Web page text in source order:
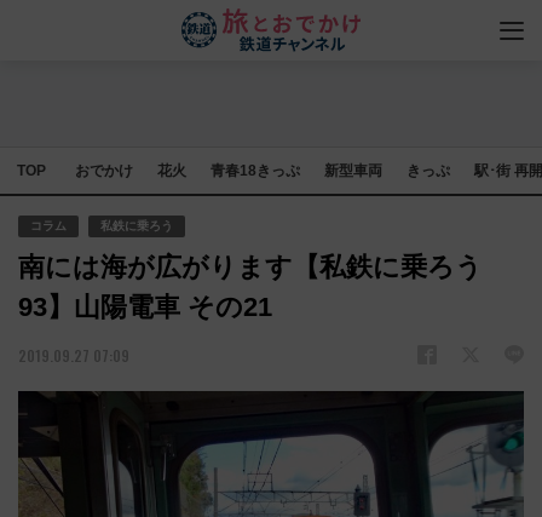
TOP おでかけ 花火 青春18きっぷ 新型車両 きっぷ 駅･街 再
コラム 私鉄に乗ろう
南には海が広がります【私鉄に乗ろう
93】山陽電車 その21
2019.09.27 07:09